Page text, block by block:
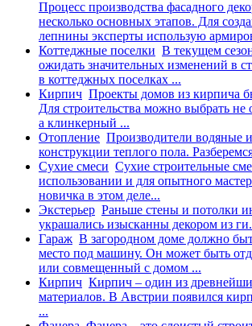
Процесс производства фасадного
несколько основных этапов. Для
лепнины эксперты использую
Коттеджные поселки В текущем
ожидать значительных изменений в
в коттеджных поселках ...
Кирпич Проекты домов из кирпича
Для строительства можно выбрать
а клинкерный ...
Отопление Производители водяные
конструкции теплого пола.
Сухие смеси Сухие строительные
использовании и для опытного
новичка в этом деле...
Экстерьер Раньше стены и потолки
украшались изысканны декором из
Гараж В загородном доме должно
место под машину. Он может быть
или совмещенный с домом ...
Кирпич Кирпич – один из
материалов. В Австрии появился
...